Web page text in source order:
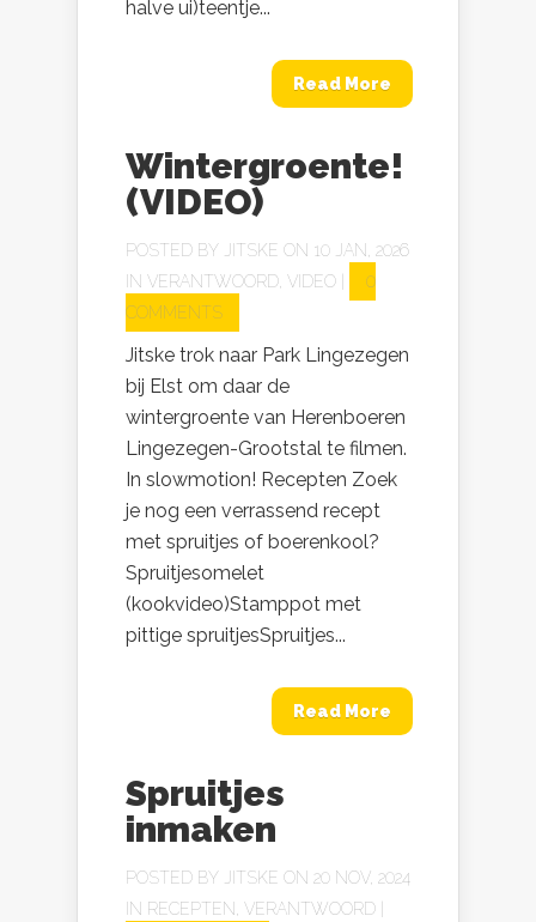
halve ui)teentje...
Read More
Wintergroente!
(VIDEO)
POSTED BY JITSKE ON 10 JAN, 2026
IN VERANTWOORD, VIDEO
0
COMMENTS
Jitske trok naar Park Lingezegen
bij Elst om daar de
wintergroente van Herenboeren
Lingezegen-Grootstal te filmen.
In slowmotion! Recepten Zoek
je nog een verrassend recept
met spruitjes of boerenkool?
Spruitjesomelet
(kookvideo)Stamppot met
pittige spruitjesSpruitjes...
Read More
Spruitjes
inmaken
POSTED BY JITSKE ON 20 NOV, 2024
IN RECEPTEN, VERANTWOORD